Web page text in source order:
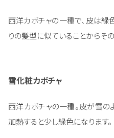
西洋カボチャの一種で、皮は緑
りの髪型に似ていることからそ
雪化粧カボチャ
西洋カボチャの一種。皮が雪の
加熱すると少し緑色になります。